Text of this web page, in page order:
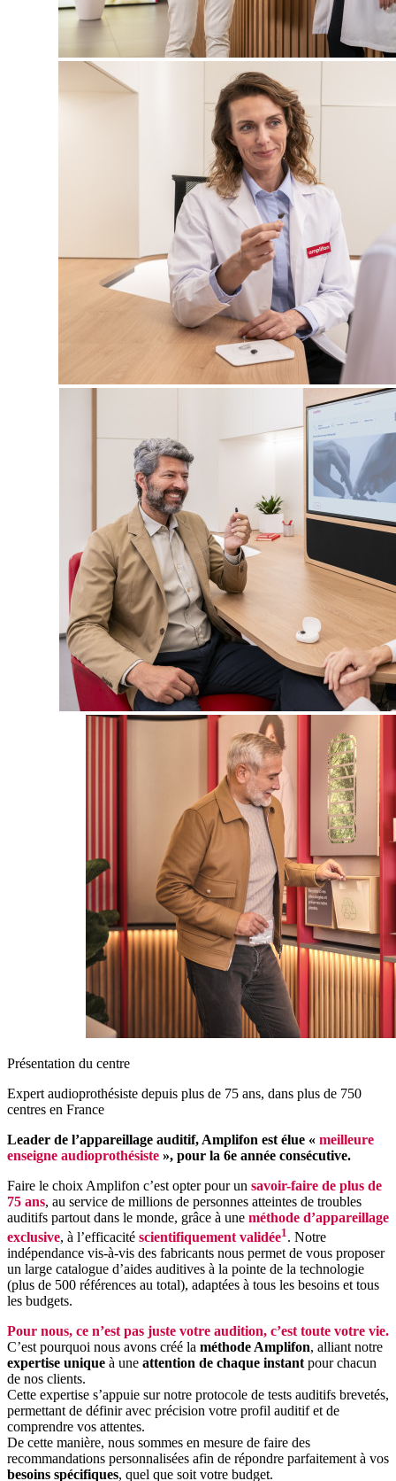
Présentation du centre
Expert audioprothésiste depuis plus de 75 ans, dans plus de 750
centres en France
Leader de l’appareillage auditif, Amplifon est élue « meilleure
enseigne audioprothésiste », pour la 6e année consécutive.
Faire le choix Amplifon c’est opter pour un savoir-faire de plus de
75 ans, au service de millions de personnes atteintes de troubles
auditifs partout dans le monde, grâce à une méthode d’appareillage
exclusive, à l’efficacité scientifiquement validée1. Notre
indépendance vis-à-vis des fabricants nous permet de vous proposer
un large catalogue d’aides auditives à la pointe de la technologie
(plus de 500 références au total), adaptées à tous les besoins et tous
les budgets.
Pour nous, ce n’est pas juste votre audition, c’est toute votre vie.
C’est pourquoi nous avons créé la méthode Amplifon, alliant notre
expertise unique à une attention de chaque instantpour chacun
de nos clients.
Cette expertise s’appuie sur notre protocole de tests auditifs brevetés,
permettant de définir avec précision votre profil auditif et de
comprendre vos attentes.
De cette manière, nous sommes en mesure de faire des
recommandations personnalisées afin de répondre parfaitement à vos
besoins spécifiques, quel que soit votre budget.